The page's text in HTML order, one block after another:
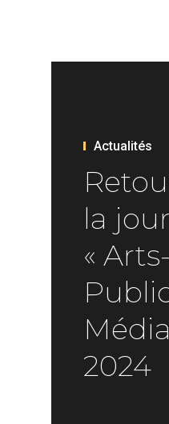
Actualités
la
« Arts-
2024